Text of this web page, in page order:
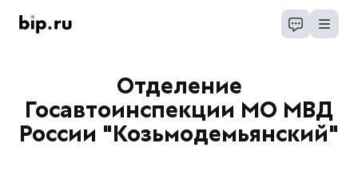
Отделение
Госавтоинспекции МО МВД
России "Козьмодемьянский"